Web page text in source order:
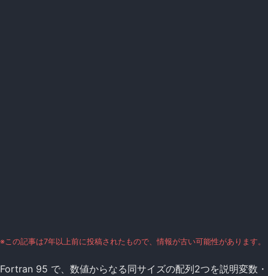
※この記事は7年以上前に投稿されたもので、情報が古い可能性があります。
Fortran 95 で、数値からなる同サイズの配列2つを説明変数・